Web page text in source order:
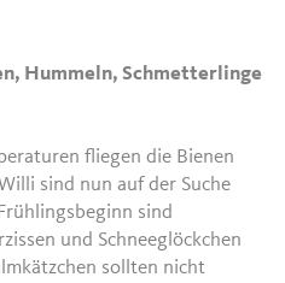
Hummeln, Schmetterlinge
fliegen die Bienen
sind nun auf der Suche
sind
und Schneeglöckchen
sollten nicht